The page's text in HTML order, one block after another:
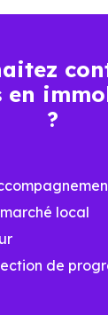
en
?
local
de